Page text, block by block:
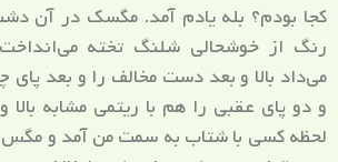
کجا بودم؟ بله یادم آمد. مگسک در آن
رنگ از خوشحالی شلنگ تخته
می‌داد بالا و بعد دست مخالف را و بعد
و دو پای عقبی را هم با ریتمی مشابه بالا
لحظه کسی با شتاب به سمت من آمد و مگس